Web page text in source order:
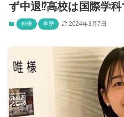
ず中退⁉高校は国際学
俳優 学歴 2024年3月7日